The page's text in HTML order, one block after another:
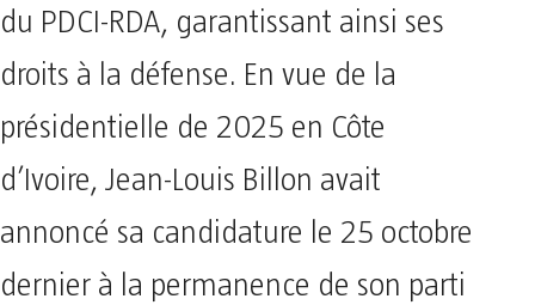
du PDCI-RDA, garantissant ainsi ses
droits à la défense. En vue de la
présidentielle de 2025 en Côte
d’Ivoire, Jean-Louis Billon avait
annoncé sa candidature le 25 octobre
dernier à la permanence de son parti